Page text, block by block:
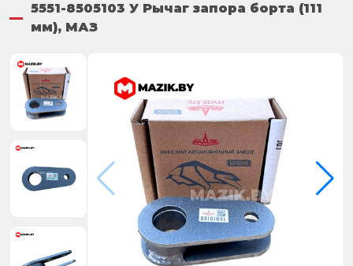
5551-8505103 У Рычаг запора борта (111
мм), МАЗ